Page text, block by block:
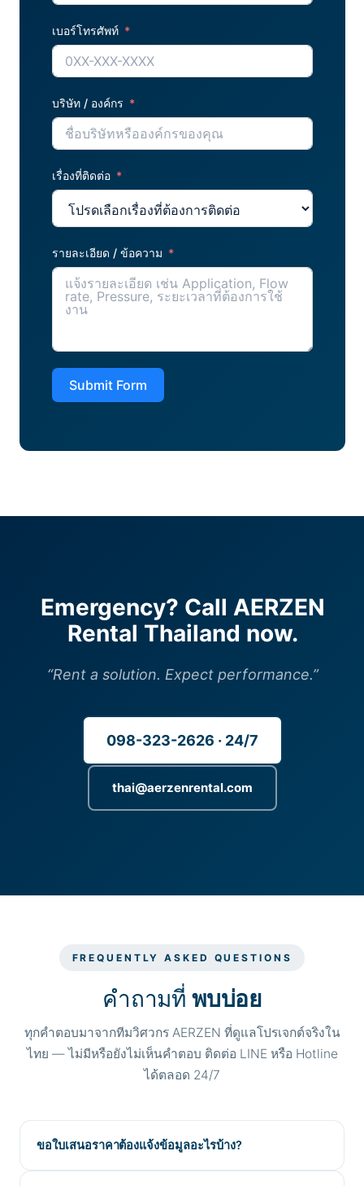
เบอร์โทรศัพท์
บริษัท / องค์กร
เรื่องที่ติดต่อ
รายละเอียด / ข้อความ
Submit Form
Emergency? Call AERZEN
Rental Thailand now.
“Rent a solution. Expect performance.”
098-323-2626 · 24/7
thai@aerzenrental.com
FREQUENTLY ASKED QUESTIONS
คำถามที่พบบ่อย
ทุกคำตอบมาจากทีมวิศวกร AERZEN ที่ดูแลโปรเจกต์จริงใน
ไทย — ไม่มีหรือยังไม่เห็นคำตอบ ติดต่อ LINE หรือ Hotline
ได้ตลอด 24/7
ขอใบเสนอราคาต้องแจ้งข้อมูลอะไรบ้าง?